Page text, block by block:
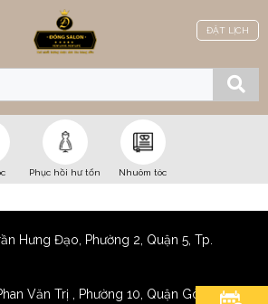
ĐẶT LỊCH
Phục hồi hư tổn Nhuôm tóc
siêu mềm mượt 900.000
giá gốc
mượt 900.000 giá gốc
Hưng Đạo, Phường 2, Quận 5, Tp.
Văn Trị , Phường 10, Quận Gò Vấp,